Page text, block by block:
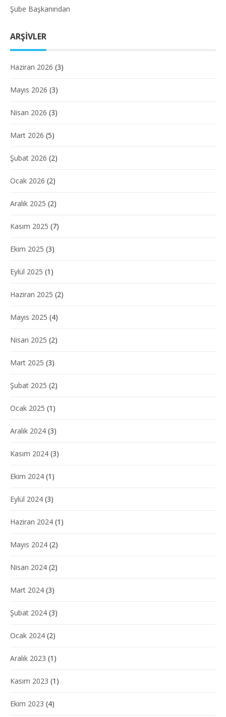
Şube Başkanından
ARŞIVLER
Haziran 2026 (3)
Mayıs 2026 (3)
Nisan 2026 (3)
Mart 2026 (5)
Şubat 2026 (2)
Ocak 2026 (2)
Aralık 2025 (2)
Kasım 2025 (7)
Ekim 2025 (3)
Eylül 2025 (1)
Haziran 2025 (2)
Mayıs 2025 (4)
Nisan 2025 (2)
Mart 2025 (3)
Şubat 2025 (2)
Ocak 2025 (1)
Aralık 2024 (3)
Kasım 2024 (3)
Ekim 2024 (1)
Eylül 2024 (3)
Haziran 2024 (1)
Mayıs 2024 (2)
Nisan 2024 (2)
Mart 2024 (3)
Şubat 2024 (3)
Ocak 2024 (2)
Aralık 2023 (1)
Kasım 2023 (1)
Ekim 2023 (4)